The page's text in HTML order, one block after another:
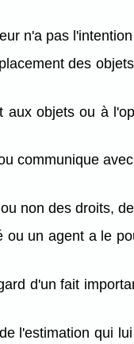
n'a pas
des
objets ou à
communique
non des droits,
un agent a le
d'un fait
l'estimation qui